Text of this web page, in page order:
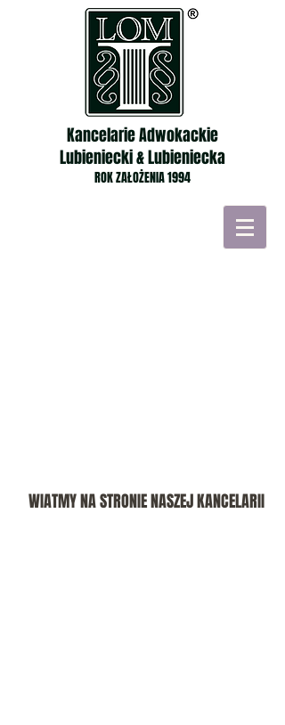
Kancelarie Adwokackie
Lubieniecki & Lubieniecka
ROK ZAŁOŻENIA 1994
WIATMY NA STRONIE NASZEJ KANCELARII